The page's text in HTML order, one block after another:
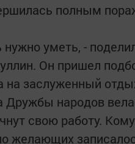
полным
уметь, -
Он пришел
на заслуженный
народов
свою работу.
желающих